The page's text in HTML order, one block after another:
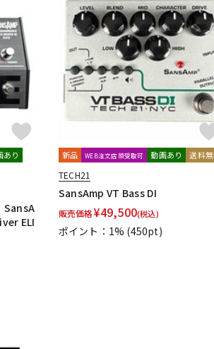
DTM
ヴィンテージ
あり
SansA
ELI
新品 WEB注文店頭受取可 動画あり 送料
TECH21
SansAmp VT Bass DI
販売価格¥49,500(税込)
ポイント：1% (450pt)